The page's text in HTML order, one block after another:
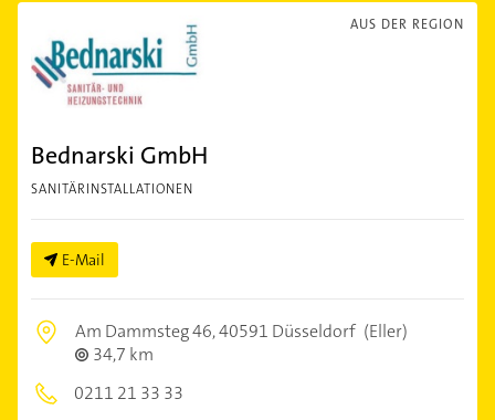
AUS DER REGION
Bednarski GmbH
SANITÄRINSTALLATIONEN
E-Mail
Am Dammsteg 46,40591 Düsseldorf (Eller)
34,7 km
0211 21 33 33